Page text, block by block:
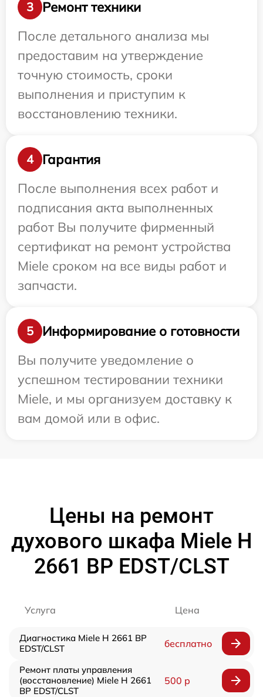
3
Ремонт техники
После детального анализа мы
предоставим на утверждение
точную стоимость, сроки
выполнения и приступим к
восстановлению техники.
4
Гарантия
После выполнения всех работ и
подписания акта выполненных
работ Вы получите фирменный
сертификат на ремонт устройства
Miele сроком на все виды работ и
запчасти.
5
Информирование о готовности
Вы получите уведомление о
успешном тестировании техники
Miele, и мы организуем доставку к
вам домой или в офис.
Цены на ремонт
духового шкафа Miele H
2661 BP EDST/CLST
Услуга Цена
Диагностика Miele H 2661 BP
EDST/CLST
бесплатно
Ремонт платы управления
(восстановление) Miele H 2661
BP EDST/CLST
500 р